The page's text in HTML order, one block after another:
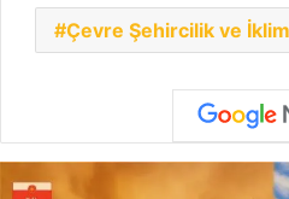
Çevre Şehircilik ve